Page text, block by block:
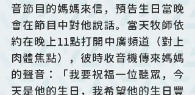
音節目的媽媽來信，預告生日當晚
會在節目中對他說話。當天牧師依
約在晚上11點打開中廣頻道（對上
肉體焦點），彼時收音機傳來媽媽
的聲音：「我要祝福一位聽眾，今
天是他的生日，我希望他的生日豐